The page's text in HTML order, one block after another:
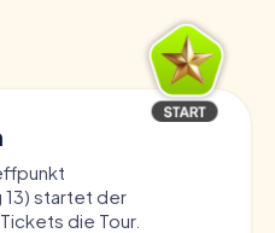
startet der
die Tour.